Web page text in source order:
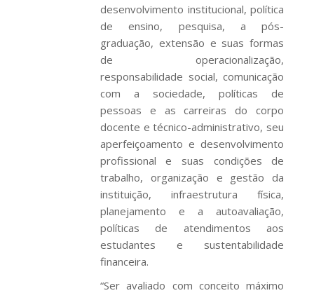
desenvolvimento institucional, política
de ensino, pesquisa, a pós-
graduação, extensão e suas formas
de operacionalização,
responsabilidade social, comunicação
com a sociedade, políticas de
pessoas e as carreiras do corpo
docente e técnico-administrativo, seu
aperfeiçoamento e desenvolvimento
profissional e suas condições de
trabalho, organização e gestão da
instituição, infraestrutura física,
planejamento e a autoavaliação,
políticas de atendimentos aos
estudantes e sustentabilidade
financeira.
“Ser avaliado com conceito máximo